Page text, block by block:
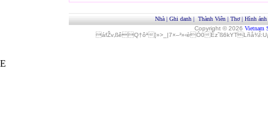
Nhà | Ghi danh | Thành Viên | Thơ| Hình ảnh
Copyright © 2026 Vietnam
áfŽv‚ßêQ†ôª[»>_|7×–²»‹èÓ0
E